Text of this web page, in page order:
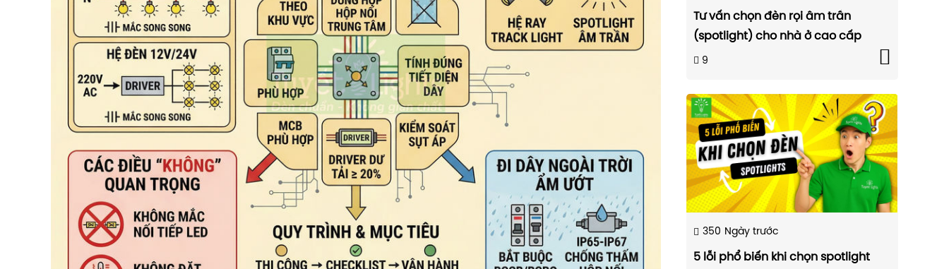
Tư vấn chọn đèn rọi âm trần
(spotlight) cho nhà ở cao cấp
9
350 Ngày trước
5 lỗi phổ biến khi chọn spotlight